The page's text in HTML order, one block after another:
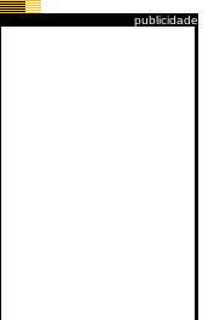
publicidade